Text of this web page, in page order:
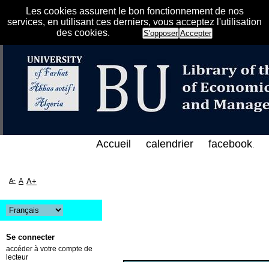
Les cookies assurent le bon fonctionnement de nos
services, en utilisant ces derniers, vous acceptez l'utilisation
des cookies.
S'opposer Accepter
الإلكتروني على الخط المباشر لمكتبة كلية
Accueil calendrier facebook.
A- A A+
Se connecter
accéder à votre compte de
lecteur